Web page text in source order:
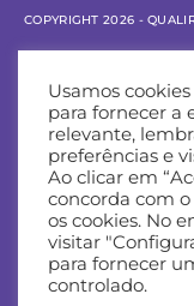
COPYRIGHT 2026 -
Entre em contato:
Contato
Portal do
Usamos
para fornecer a
relevante,
preferências e
Ao clicar em
concorda com o
os cookies. No
visitar
para fornecer
controlado.